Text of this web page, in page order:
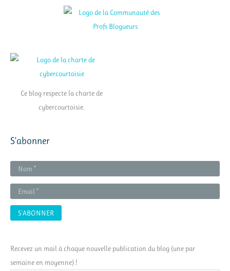
Ce blog respecte la charte de
cybercourtoisie.
S’abonner
Recevez un mail à chaque nouvelle publication du blog (une par
semaine en moyenne) !